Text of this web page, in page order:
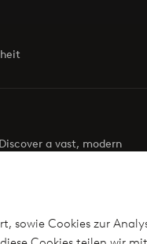
Cookies zur
a vast, modern